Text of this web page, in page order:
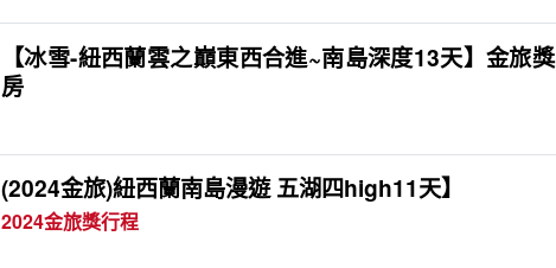
【冰雪-紐西蘭雲之巔東西合進~南島深度13天】金旅
房
(2024金旅)紐西蘭南島漫遊 五湖四high11天】
2024金旅獎行程